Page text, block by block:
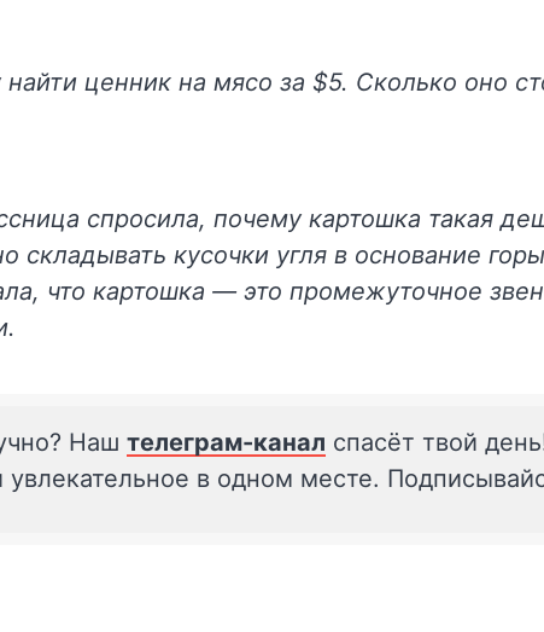
ценник на мясо за $5. Сколько оно
спросила, почему картошка такая
складывать кусочки угля в основание
что картошка — это промежуточное
Наш телеграм-канал спасёт твой
увлекательное в одном месте.